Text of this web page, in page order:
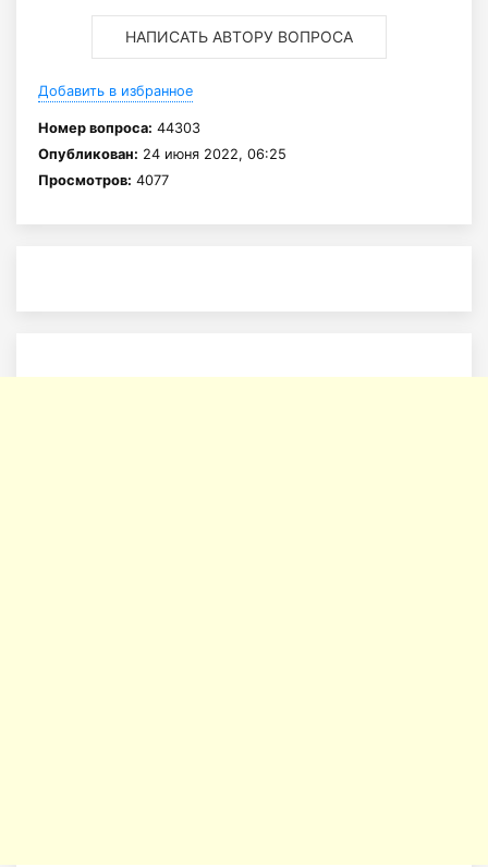
НАПИСАТЬ АВТОРУ ВОПРОСА
Добавить в избранное
Номер вопроса: 44303
Опубликован: 24 июня 2022, 06:25
Просмотров: 4077